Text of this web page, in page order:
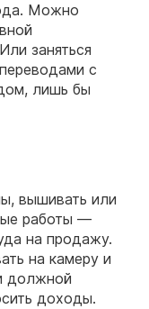
Можно
заняться
с
лишь бы
вышивать или
работы —
на продажу.
на камеру и
должной
доходы.